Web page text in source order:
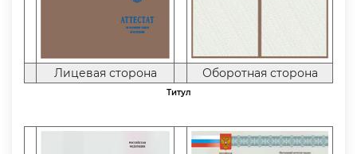
Лицевая сторона Оборотная сторона
Титул